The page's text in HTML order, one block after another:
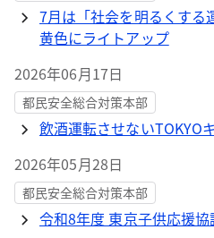
7月は「社会を明るくする
黄色にライトアップ
2026年06月17日
都民安全総合対策本部
飲酒運転させないTOKYO
2026年05月28日
都民安全総合対策本部
令和8年度 東京子供応援